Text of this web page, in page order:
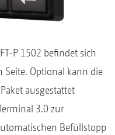
P 1502 befindet sich
Optional kann die
ausgestattet
3.0 zur
Befüllstopp